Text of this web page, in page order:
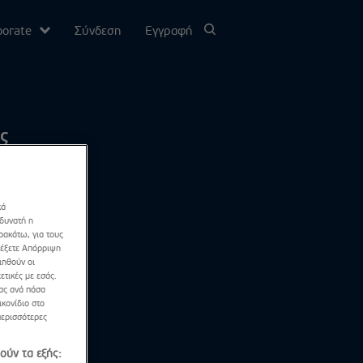
Σύνδεση Εγγραφή
η
για τους
Απόρριψη
οι
με εσάς.
ανά πάσα
στο
τα εξής: